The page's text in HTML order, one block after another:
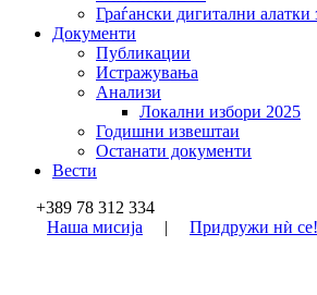
Граѓански дигитални алатки
Документи
Публикации
Истражувања
Анализи
Локални избори 2025
Годишни извештаи
Останати документи
Вести
+389 78 312 334
Наша мисија
| Придружи нѝ се!